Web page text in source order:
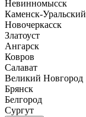
Невинномысск
Каменск-Уральский
Новочеркасск
Златоуст
Ангарск
Ковров
Салават
Великий Новгород
Брянск
Белгород
Сургут